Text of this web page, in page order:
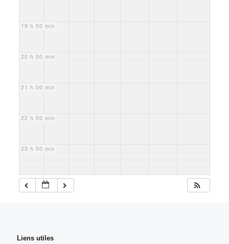
19 h 00 min
20 h 00 min
21 h 00 min
22 h 00 min
23 h 00 min
Liens utiles